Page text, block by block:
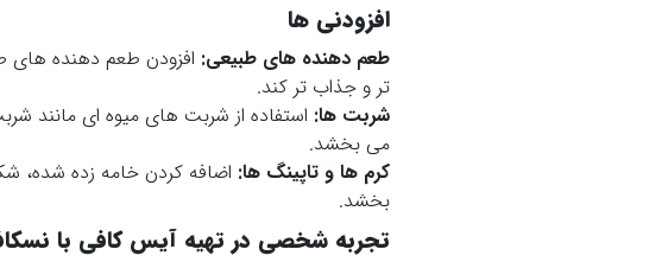
افزودنی ها
طعم دهنده های طبیعی: افزودن طعم دهنده های
تر و جذاب تر کند.
شربت ها: استفاده از شربت های میوه ای مانند
می بخشد.
کرم ها و تاپینگ ها: اضافه کردن خامه زده شده،
بخشد.
تجربه شخصی در تهیه آیس کافی با